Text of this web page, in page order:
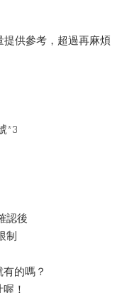
提供參考，超過再麻煩
*3
認後
制
的嗎？
！